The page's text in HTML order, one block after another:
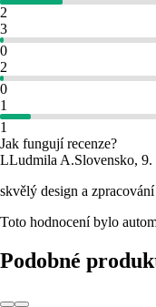
2
3
0
2
0
1
1
Jak fungují recenze?
LLudmila A.Slovensko, 9.
skvělý design a zpracování
Toto hodnocení bylo
Podobné